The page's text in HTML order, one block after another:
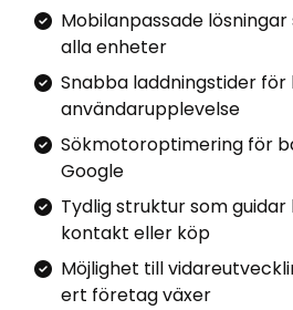
Mobilanpassade
alla enheter
Snabba laddningstider
användarupplevelse
Sökmotoroptimering för
Google
Tydlig struktur som
kontakt eller köp
Möjlighet till
ert företag växer